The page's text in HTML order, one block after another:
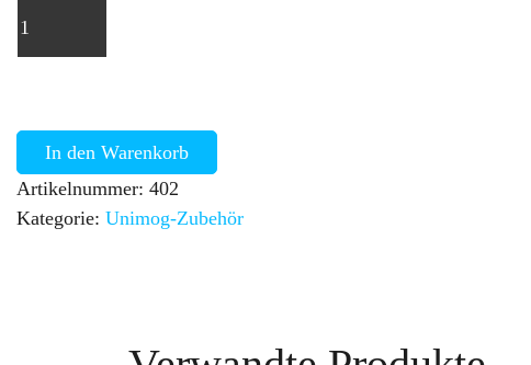
In den Warenkorb
Artikelnummer: 402
Kategorie: Unimog-Zubehör